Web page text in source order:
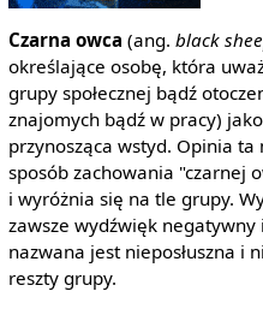
Czarna owca (ang. black
określające osobę, która
grupy społecznej bądź
znajomych bądź w pracy)
przynosząca wstyd. Opinia
sposób zachowania "czarnej
i wyróżnia się na tle grupy.
zawsze wydźwięk negatywny
nazwana jest nieposłuszna i
reszty grupy.